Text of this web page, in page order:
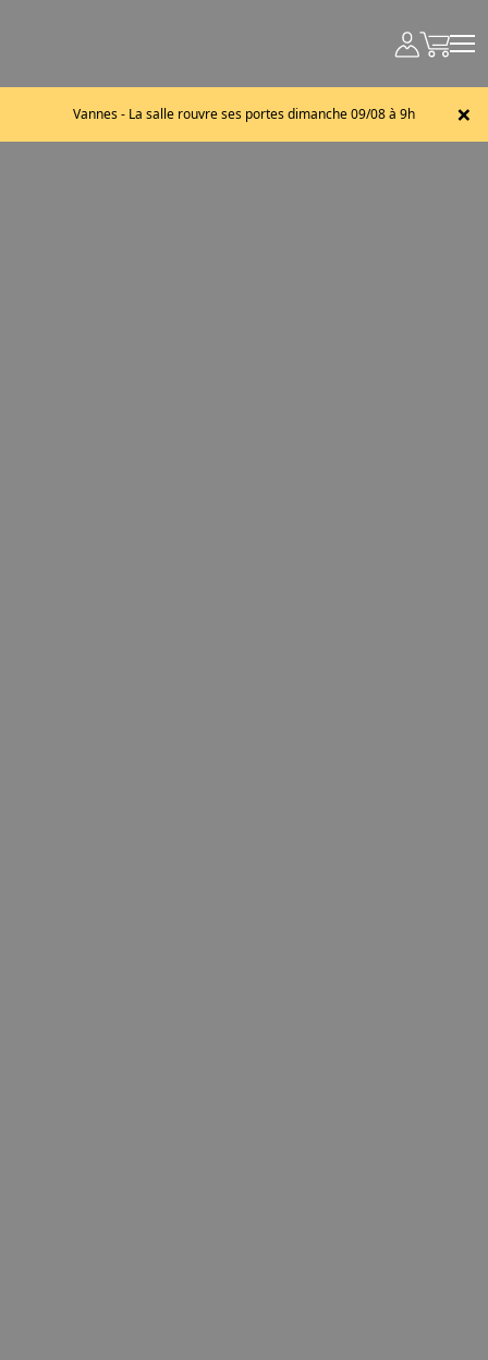
Vannes - La salle rouvre ses portes dimanche 09/08 à 9h ×